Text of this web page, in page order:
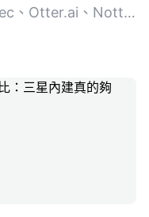
、Otter.ai、Notta